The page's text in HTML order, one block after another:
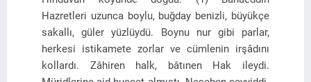
Hazretleri uzunca boylu, buğday benizli, büyükçe
sakallı, güler yüzlüydü. Boynu nur gibi parlar,
herkesi istikamete zorlar ve cümlenin irşâdını
kollardı. Zâhiren halk, bâtınen Hak ileydi.